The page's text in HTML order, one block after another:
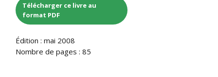
Télécharger ce livre au
format PDF
Édition : mai 2008
Nombre de pages : 85